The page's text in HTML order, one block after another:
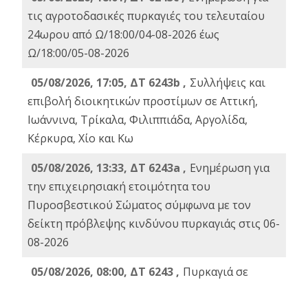
τις αγροτοδασικές πυρκαγιές του τελευταίου
24ωρου από Ω/18:00/04-08-2026 έως
Ω/18:00/05-08-2026
05/08/2026, 17:05, ΔΤ 6243b , Συλλήψεις και
επιβολή διοικητικών προστίμων σε Αττική,
Ιωάννινα, Τρίκαλα, Φιλιππιάδα, Αργολίδα,
Κέρκυρα, Χίο και Κω
05/08/2026, 13:33, ΔΤ 6243a , Ενημέρωση για
την επιχειρησιακή ετοιμότητα του
Πυροσβεστικού Σώματος σύμφωνα με τον
δείκτη πρόβλεψης κινδύνου πυρκαγιάς στις 06-
08-2026
05/08/2026, 08:00, ΔΤ 6243 , Πυρκαγιά σε